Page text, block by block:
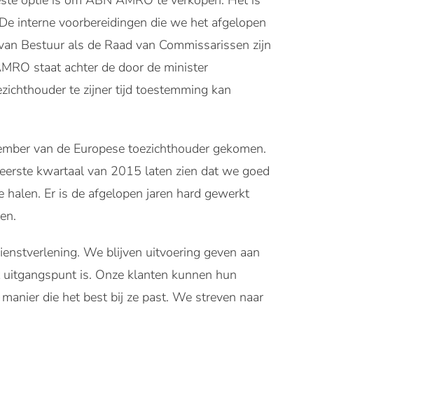
interne voorbereidingen die we het afgelopen
Bestuur als de Raad van Commissarissen zijn
staat achter de door de minister
te zijner tijd toestemming kan
van de Europese toezichthouder gekomen.
kwartaal van 2015 laten zien dat we goed
Er is de afgelopen jaren hard gewerkt
We blijven uitvoering geven aan
is. Onze klanten kunnen hun
die het best bij ze past. We streven naar